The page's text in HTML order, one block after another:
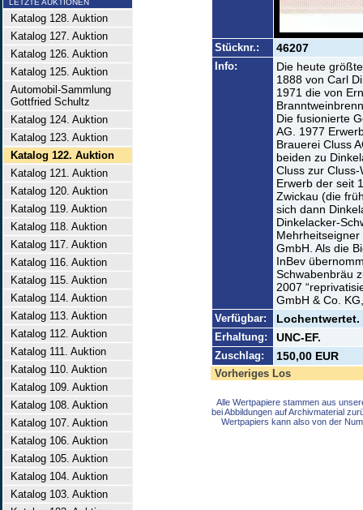
LETZTE AUKTIONEN
Katalog 128. Auktion
Katalog 127. Auktion
Katalog 126. Auktion
Katalog 125. Auktion
Automobil-Sammlung
Gottfried Schultz
Katalog 124. Auktion
Katalog 123. Auktion
Katalog 122. Auktion
Katalog 121. Auktion
Katalog 120. Auktion
Katalog 119. Auktion
Katalog 118. Auktion
Katalog 117. Auktion
Katalog 116. Auktion
Katalog 115. Auktion
Katalog 114. Auktion
Katalog 113. Auktion
Katalog 112. Auktion
Katalog 111. Auktion
Katalog 110. Auktion
Katalog 109. Auktion
Katalog 108. Auktion
Katalog 107. Auktion
Katalog 106. Auktion
Katalog 105. Auktion
Katalog 104. Auktion
Katalog 103. Auktion
Stücknr.: 46207
Info:
Die heute
1888 von Carl
1971 die von
Die fusionierte
AG. 1977
Brauerei Cluss
beiden zu
Cluss zur
Erwerb der seit
Zwickau (die
sich dann
Dinkelacker-
GmbH. Als die
InBev
Schwabenbräu
2007
GmbH & Co.
Verfügbar: Lochentwertet.
Erhaltung: UNC-EF.
Zuschlag: 150,00 EUR
Vorheriges Los
Alle Wertpapiere stammen aus
bei Abbildungen auf Archivmaterial
Wertpapiers kann also von der